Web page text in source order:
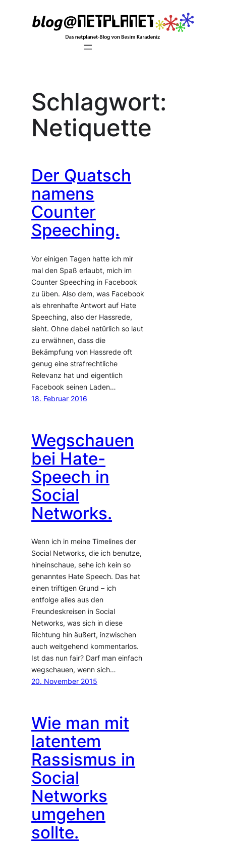
Schlagwort:
Netiquette
Der Quatsch
namens
Counter
Speeching.
Vor einigen Tagen hatte ich mir
mal den Spaß erlaubt, mich im
Counter Speeching in Facebook
zu üben. Also dem, was Facebook
als ehrenhafte Antwort auf Hate
Speeching, also der Hassrede,
sieht. Ohne dabei natürlich so laut
zu erwähnen, dass die
Bekämpfung von Hassrede oft
genug eine strafrechtliche
Relevanz hat und eigentlich
Facebook seinen Laden…
18. Februar 2016
Wegschauen
bei Hate-
Speech in
Social
Networks.
Wenn ich in meine Timelines der
Social Networks, die ich benutze,
hineinschaue, sehe ich kein so
genanntes Hate Speech. Das hat
einen triftigen Grund – ich
entfolge alles aus den
Freundeskreisen in Social
Networks, was sich in diese
Richtung hin äußert, inzwischen
auch weitgehend kommentarlos.
Ist das nun fair? Darf man einfach
wegschauen, wenn sich…
20. November 2015
Wie man mit
latentem
Rassismus in
Social
Networks
umgehen
sollte.